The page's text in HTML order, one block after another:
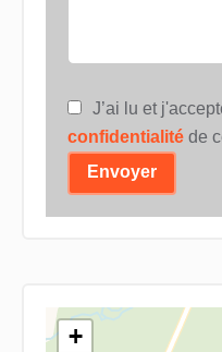
J’ai lu et
confidentialitéde
Envoyer
+